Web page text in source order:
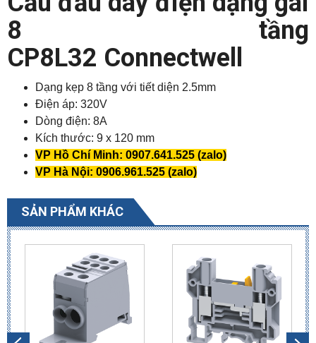
8 tầng
CP8L32 Connectwell
Dạng kẹp 8 tầng với tiết diện 2.5mm
Điện áp: 320V
Dòng điện: 8A
Kích thước: 9 x 120 mm
VP Hồ Chí Minh: 0907.641.525 (zalo)
VP Hà Nội: 0906.961.525 (zalo)
SẢN PHẨM KHÁC